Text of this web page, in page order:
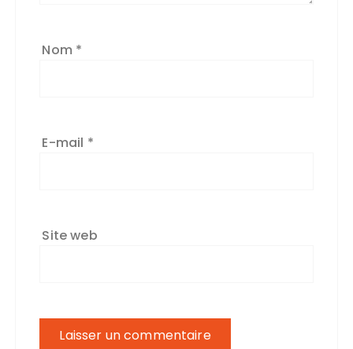
Nom *
E-mail *
Site web